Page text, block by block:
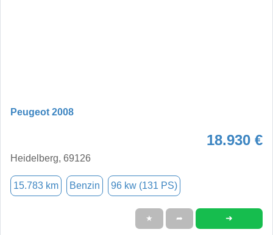
Peugeot 2008
18.930 €
Heidelberg, 69126
15.783 km Benzin 96 kw (131 PS)
★ ➦ ➜